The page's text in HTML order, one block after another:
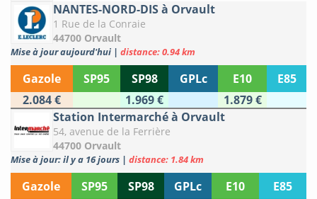
NANTES-NORD-DIS à Orvault
1 Rue de la Conraie
44700 Orvault
Mise à jour aujourd'hui | distance: 0.94 km
Gazole SP95 SP98 GPLc E10
E85
2.084 €
1.969 €
1.879 €
Station Intermarché à Orvault
54, avenue de la Ferrière
44700 Orvault
Mise à jour: il y a 16 jours | distance: 1.84 km
Gazole SP95 SP98 GPLc E10
E85